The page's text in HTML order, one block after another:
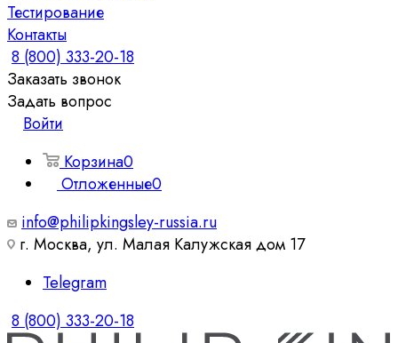
Тестирование
Контакты
8 (800) 333-20-18
Заказать звонок
Задать вопрос
Войти
Корзина0
Отложенные0
info@philipkingsley-russia.ru
г. Москва, ул. Малая Калужская дом 17
Telegram
8 (800) 333-20-18